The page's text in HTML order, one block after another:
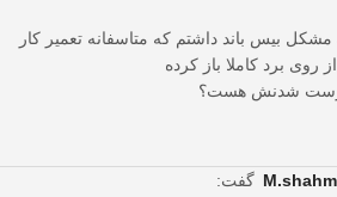
برای a۱۶۶۰ مشکل بیس باند داشتم که متاسفانه تعمیر کار
روی برد کاملا باز کرده
درست شدنش هست؟
گفت: